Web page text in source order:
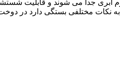
ابری جدا می شوند و قابلیت
به نکات مختلفی بستگی دارد در